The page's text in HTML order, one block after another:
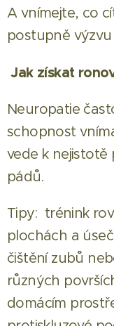
A vnímejte, co
postupně výzvu
Jak získat
Neuropatie
schopnost
vede k nejistotě
pádů.
Tipy: trénink
plochách a
čištění zubů
různých
domácím